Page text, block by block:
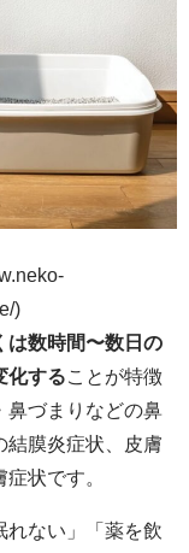
)
は数時間〜数日の
化することが特徴
鼻づまりなどの鼻
結膜炎症状、皮膚
状です。
れない」「薬を飲